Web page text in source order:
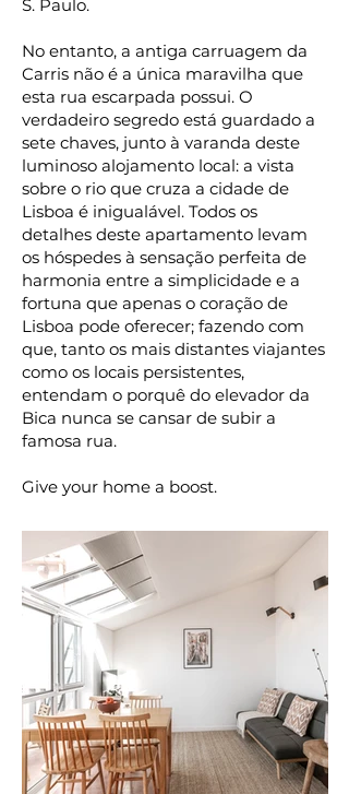
S. Paulo.⠀
No entanto, a antiga carruagem da
Carris não é a única maravilha que
esta rua escarpada possui. O
verdadeiro segredo está guardado a
sete chaves, junto à varanda deste
luminoso alojamento local: a vista
sobre o rio que cruza a cidade de
Lisboa é inigualável. Todos os
detalhes deste apartamento levam
os hóspedes à sensação perfeita de
harmonia entre a simplicidade e a
fortuna que apenas o coração de
Lisboa pode oferecer; fazendo com
que, tanto os mais distantes viajantes
como os locais persistentes,
entendam o porquê do elevador da
Bica nunca se cansar de subir a
famosa rua.⠀
Give your home a boost.